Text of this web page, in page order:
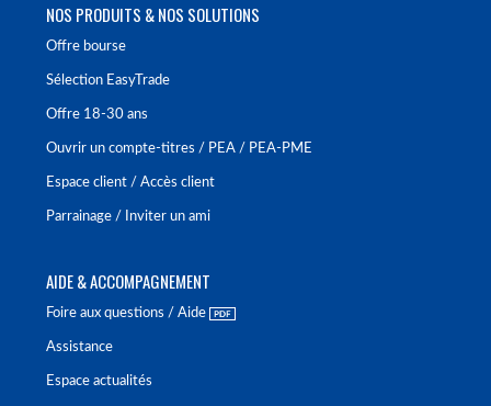
NOS PRODUITS & NOS SOLUTIONS
Offre bourse
Sélection EasyTrade
Offre 18-30 ans
Ouvrir un compte-titres / PEA / PEA-PME
Espace client / Accès client
Parrainage / Inviter un ami
AIDE & ACCOMPAGNEMENT
Foire aux questions / Aide
Assistance
Espace actualités